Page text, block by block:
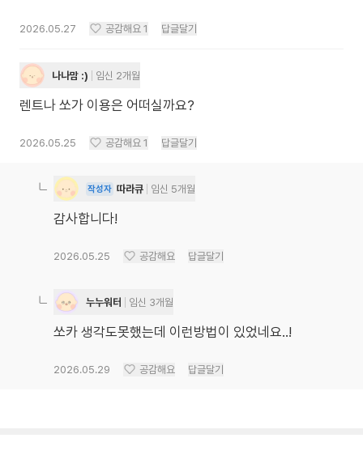
2026.05.27 공감해요 1 답글달기
나나맘 :) 임신 2개월
렌트나 쏘가 이용은 어떠실까요?
2026.05.25 공감해요 1 답글달기
작성자 따라큐 임신 5개월
감사합니다!
2026.05.25 공감해요 답글달기
누누워터 임신 3개월
쏘카 생각도못했는데 이런방법이 있었네요..!
2026.05.29 공감해요 답글달기